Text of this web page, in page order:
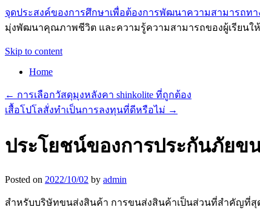
จุดประสงค์ของการศึกษาเพื่อต้องการพัฒนาความสามารถทา
มุ่งพัฒนาคุณภาพชีวิต และความรู้ความสามารถของผู้เรียนใ
Skip to content
Home
← การเลือกวัสดุมุงหลังคา shinkolite ที่ถูกต้อง
เสื้อโปโลสั่งทำเป็นการลงทุนที่ดีหรือไม่ →
ประโยชน์ของการประกันภัยข
Posted on 2022/10/02 by admin
สำหรับบริษัทขนส่งสินค้า การขนส่งสินค้าเป็นส่วนที่สำคัญที่สุ